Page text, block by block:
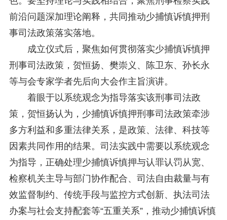
前沿问题深加理论阐释，共同推动少捕慎诉慎押刑
事司法政策落实落地。
成立仪式后，聚焦如何贯彻落实少捕慎诉慎押
刑事司法政策，贺恒扬、樊崇义、陈卫东、孙长永
等与会专家学者先后向大会作主旨演讲。
着眼于以系统观念为指导落实该刑事司法政
策，贺恒扬认为，少捕慎诉慎押刑事司法政策牵涉
多方利益和多重法律关系，是政策、法律、科技等
因素共同作用的结果。司法实践中需要以系统观念
为指导，正确处理少捕慎诉慎押与认罪认罚从宽、
检察机关主导与部门协作配合、司法自由裁量与有
效监督制约、传统手段与监控方式创新、执法司法
办案与社会支持配套等“五重关系”，推动少捕慎诉慎